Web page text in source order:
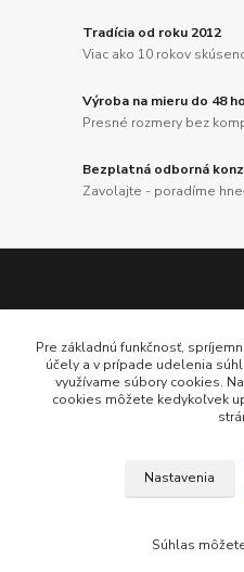
Tradícia od roku 2012
Viac ako 10 rokov
Výroba na mieru do 48
Presné rozmery bez
Bezplatná odborná
Zavolajte - poradíme
0948 484 313
Po-Pia 7:30-16:00 hod
doplnkykstrecham@gmail.com
Vytvorené na
Pre základnú funkčnosť,
účely a v prípade udelenia
využívame súbory cookies.
cookies môžete kedykoľvek
Nastavenia
Súhlas